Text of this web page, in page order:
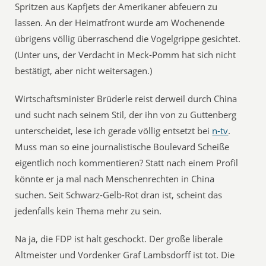
Spritzen aus Kapfjets der Amerikaner abfeuern zu
lassen. An der Heimatfront wurde am Wochenende
übrigens völlig überraschend die Vogelgrippe gesichtet.
(Unter uns, der Verdacht in Meck-Pomm hat sich nicht
bestätigt, aber nicht weitersagen.)
Wirtschaftsminister Brüderle reist derweil durch China
und sucht nach seinem Stil, der ihn von zu Guttenberg
unterscheidet, lese ich gerade völlig entsetzt bei n-tv.
Muss man so eine journalistische Boulevard Scheiße
eigentlich noch kommentieren? Statt nach einem Profil
könnte er ja mal nach Menschenrechten in China
suchen. Seit Schwarz-Gelb-Rot dran ist, scheint das
jedenfalls kein Thema mehr zu sein.
Na ja, die FDP ist halt geschockt. Der große liberale
Altmeister und Vordenker Graf Lambsdorff ist tot. Die